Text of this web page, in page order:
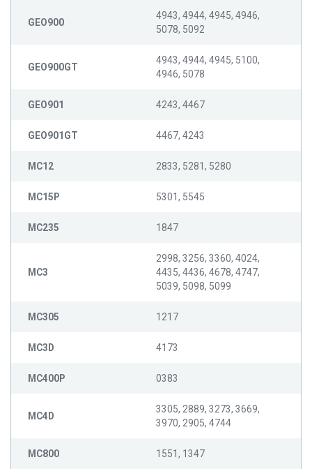
GEO900
4943, 4944, 4945, 4946,
5078, 5092
GEO900GT
4943, 4944, 4945, 5100,
4946, 5078
GEO901 4243, 4467
GEO901GT 4467, 4243
MC12 2833, 5281, 5280
MC15P 5301, 5545
MC235 1847
MC3
2998, 3256, 3360, 4024,
4435, 4436, 4678, 4747,
5039, 5098, 5099
MC305 1217
MC3D 4173
MC400P 0383
MC4D
3305, 2889, 3273, 3669,
3970, 2905, 4744
MC800 1551, 1347